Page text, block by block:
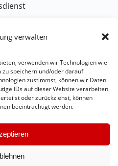
verwalten
verwenden wir Technologien wie
speichern und/oder darauf
zustimmst, können wir Daten
IDs auf dieser Website verarbeiten.
oder zurückziehst, können
beeinträchtigt werden.